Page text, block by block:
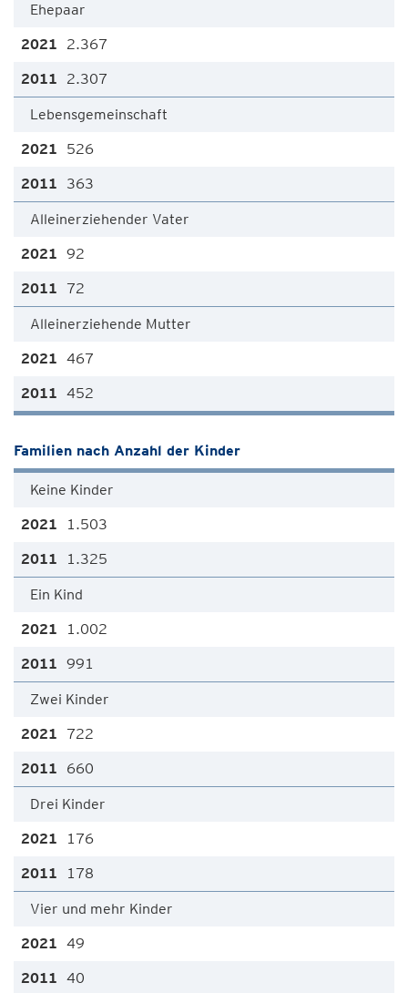
Ehepaar
2.367
2.307
Lebensgemeinschaft
526
363
Alleinerziehender Vater
92
72
Alleinerziehende Mutter
467
452
Familien nach Anzahl der Kinder
Keine Kinder
1.503
1.325
Ein Kind
1.002
991
Zwei Kinder
722
660
Drei Kinder
176
178
Vier und mehr Kinder
49
40